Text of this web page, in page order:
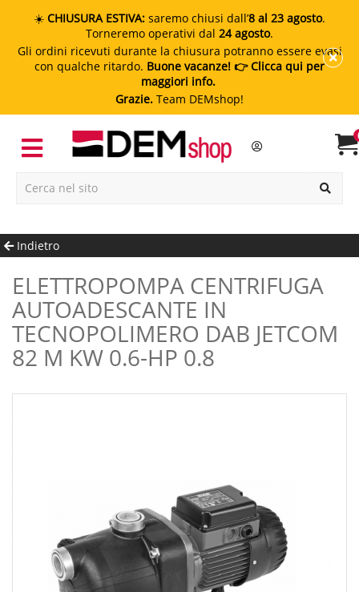
☀️ CHIUSURA ESTIVA: saremo chiusi dall’8 al 23 agosto.
Torneremo operativi dal 24 agosto.
Gli ordini ricevuti durante la chiusura potranno essere evasi
con qualche ritardo. Buone vacanze! 👉 Clicca qui per
maggiori info.
Grazie. Team DEMshop!
Indietro
ELETTROPOMPA CENTRIFUGA
AUTOADESCANTE IN
TECNOPOLIMERO DAB JETCOM
82 M KW 0.6-HP 0.8